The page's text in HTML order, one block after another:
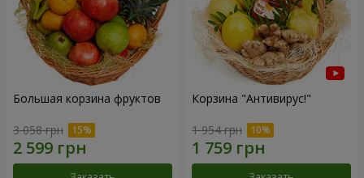
Большая корзина фруктов
3 058 грн
Корзина "Антивирус!"
1 954 грн